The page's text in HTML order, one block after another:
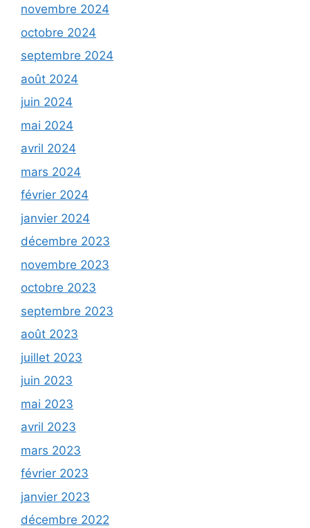
novembre 2024
octobre 2024
septembre 2024
août 2024
juin 2024
mai 2024
avril 2024
mars 2024
février 2024
janvier 2024
décembre 2023
novembre 2023
octobre 2023
septembre 2023
août 2023
juillet 2023
juin 2023
mai 2023
avril 2023
mars 2023
février 2023
janvier 2023
décembre 2022